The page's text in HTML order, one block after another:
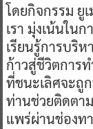
โดยกิจกรรม ยู
เรา มุ่งเน้นใน
เรียนรู้การบริ
ก้าวสู่ชีวิตการ
ที่ชนะเลิศจะถู
ท่านช่วยติดตา
แพร่ผ่านช่องท